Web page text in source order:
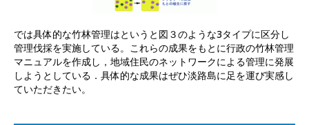
では具体的な竹林管理はというと図３のような3タイプに区分し
管理伐採を実施している。これらの成果をもとに行政の竹林管理
マニュアルを作成し，地域住民のネットワークによる管理に発展
しようとしている．具体的な成果はぜひ淡路島に足を運び実感し
ていただきたい。